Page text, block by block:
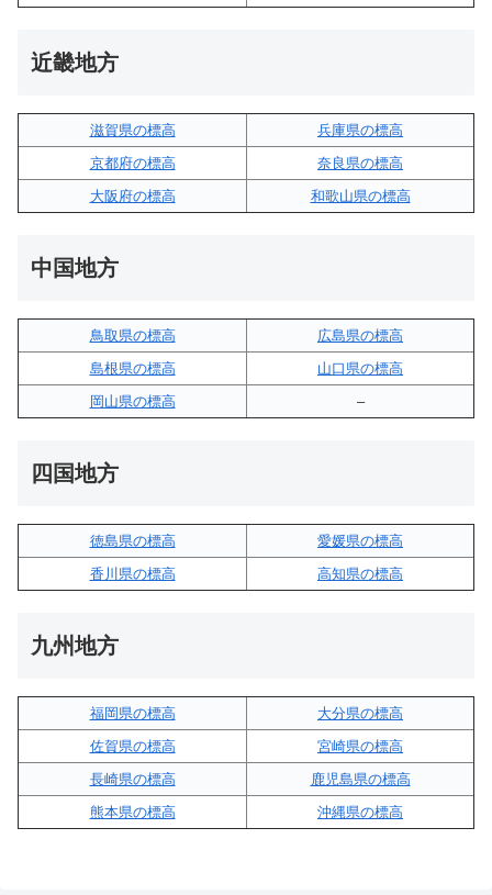
近畿地方
滋賀県の標高
兵庫県の標高
京都府の標高
奈良県の標高
大阪府の標高
和歌山県の標高
中国地方
鳥取県の標高
広島県の標高
島根県の標高
山口県の標高
岡山県の標高
–
四国地方
徳島県の標高
愛媛県の標高
香川県の標高
高知県の標高
九州地方
福岡県の標高
大分県の標高
佐賀県の標高
宮崎県の標高
長崎県の標高
鹿児島県の標高
熊本県の標高
沖縄県の標高